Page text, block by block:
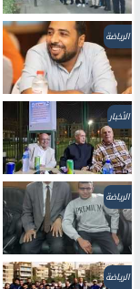
الرياضة
الأخبار
الرياضة
الرياضة